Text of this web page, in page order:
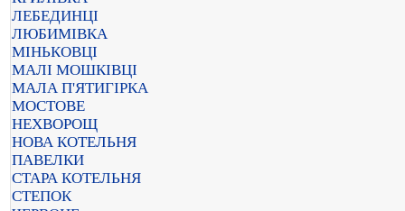
ЛЕБЕДИНЦІ
ЛЮБИМІВКА
МІНЬКОВЦІ
МАЛІ МОШКІВЦІ
МАЛА П'ЯТИГІРКА
МОСТОВЕ
НЕХВОРОЩ
НОВА КОТЕЛЬНЯ
ПАВЕЛКИ
СТАРА КОТЕЛЬНЯ
СТЕПОК